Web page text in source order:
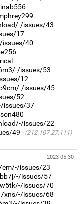
issues/43
17
40
issues/53
12
issues/45
52
issues/37
issues/22
49
(212.107.27.111)
2023-05-30
issues/23
issues/57
issues/70
issues/68